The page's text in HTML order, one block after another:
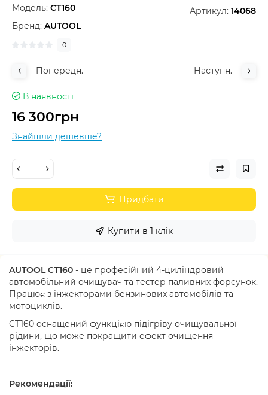
Модель: CT160 Артикул: 14068
Бренд: AUTOOL
0
Попередн. Наступн.
В наявності
16 300грн
Знайшли дешевше?
Придбати
Купити в 1 клік
AUTOOL CT160 - це професійний 4-циліндровий
автомобільний очищувач та тестер паливних форсунок.
Працює з інжекторами бензинових автомобілів та
мотоциклів.
CT160 оснащений функцією підігріву очищувальної
рідини, що може покращити ефект очищення
інжекторів.
Рекомендації: